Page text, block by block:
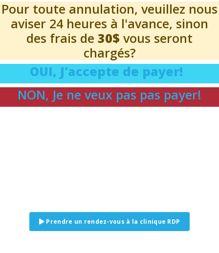
Pour toute annulation, veuillez nous
aviser 24 heures à l'avance, sinon
des frais de 30$ vous seront
chargés?
OUI, J'accepte de payer!
NON, Je ne veux pas pas payer!
Prendre un rendez-vous à la clinique RDP